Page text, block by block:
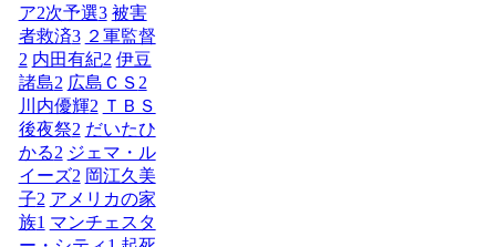
ア2次予選3 被害
者救済3 ２軍監督
2 内田有紀2 伊豆
諸島2 広島ＣＳ 2
川内優輝2 ＴＢＳ
後夜祭2 だいたひ
かる2 ジェマ・ル
イーズ2 岡江久美
子2 アメリカの家
族1 マンチェスタ